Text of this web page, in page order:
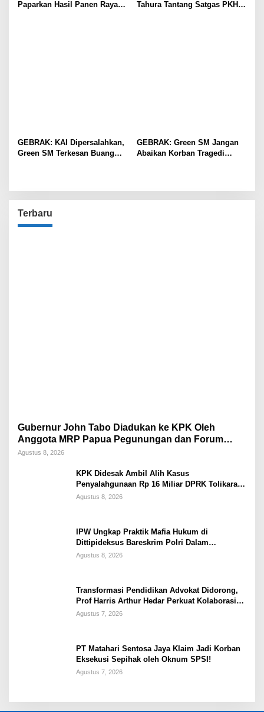
Paparkan Hasil Panen Raya
Tahura Tantang Satgas PKH,
GEBRAK: KAI Dipersalahkan,
Green SM Terkesan Buang
GEBRAK: Green SM Jangan
Abaikan Korban Tragedi
Terbaru
Gubernur John Tabo Diadukan ke KPK Oleh
Anggota MRP Papua Pegunungan dan Forum
Warga Papua
Agustus 8, 2026
KPK Didesak Ambil Alih Kasus
Penyalahgunaan Rp 16 Miliar DPRK Tolikara
Tahun 2017
Agustus 8, 2026
IPW Ungkap Praktik Mafia Hukum di
Dittipideksus Bareskrim Polri Dalam
Penanganan Kasus PT ARA
Agustus 8, 2026
Transformasi Pendidikan Advokat Didorong,
Prof Harris Arthur Hedar Perkuat Kolaborasi
Kampus
Agustus 7, 2026
PT Matahari Sentosa Jaya Klaim Jadi Korban
Eksekusi Sepihak oleh Oknum SPSI!
Agustus 7, 2026